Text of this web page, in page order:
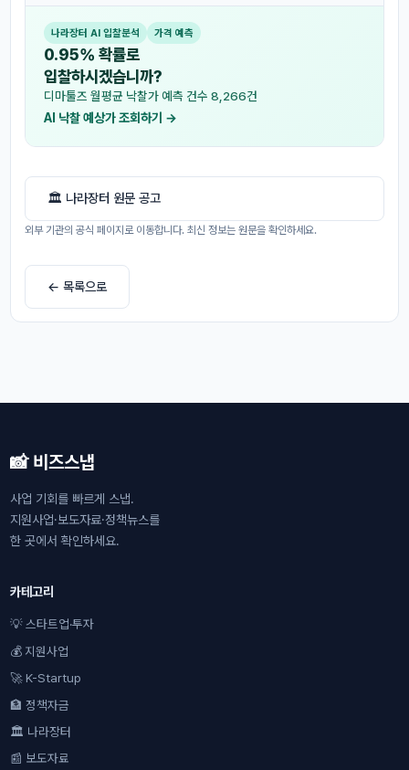
나라장터 AI 입찰분석 가격 예측
0.95% 확률로
입찰하시겠습니까?
디마툴즈 월평균 낙찰가 예측 건수 8,266건
AI 낙찰 예상가 조회하기 →
🏛 나라장터 원문 공고
외부 기관의 공식 페이지로 이동합니다. 최신 정보는 원문을 확인하세요.
← 목록으로
📸 비즈스냅
사업 기회를 빠르게 스냅.
지원사업·보도자료·정책뉴스를
한 곳에서 확인하세요.
카테고리
💡 스타트업·투자
💰 지원사업
🚀 K-Startup
🏦 정책자금
🏛 나라장터
📰 보도자료